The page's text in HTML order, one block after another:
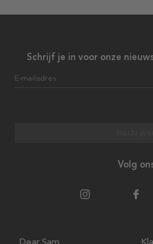
Schrijf je in voor onze
E-mailadres
Volg
Dear Sam